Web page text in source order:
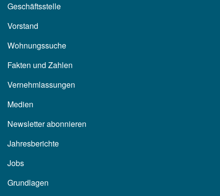
Geschäftsstelle
Vorstand
Wohnungssuche
Fakten und Zahlen
Vernehmlassungen
Medien
Newsletter abonnieren
Jahresberichte
Jobs
Grundlagen